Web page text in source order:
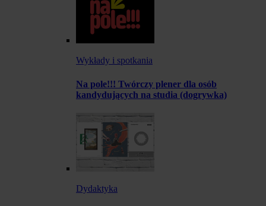
Wykłady i spotkania
Na pole!!! Twórczy plener dla osób
kandydujących na studia (dogrywka)
Dydaktyka